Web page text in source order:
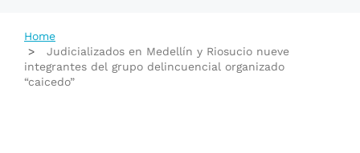
Accessibility
screen
Home
Judicializados en Medellín y Riosucio nueve
integrantes del grupo delincuencial organizado
“caicedo”